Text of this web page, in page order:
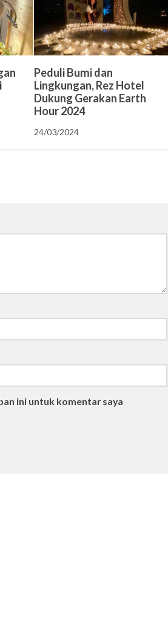
Peduli Bumi dan
Lingkungan, Rez Hotel
Dukung Gerakan Earth
Hour 2024
24/03/2024
ini untuk komentar saya